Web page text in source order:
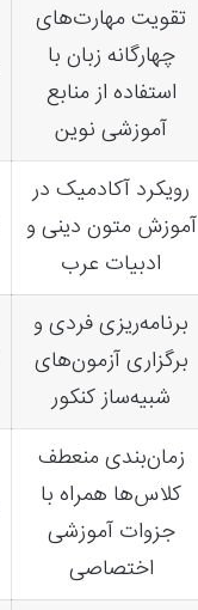
تقویت مهارت‌های
چهارگانه زبان با
استفاده از منابع
آموزشی نوین
رویکرد آکادمیک در
آموزش متون دینی و
ادبیات عرب
برنامه‌ریزی فردی و
برگزاری آزمون‌های
شبیه‌ساز کنکور
زمان‌بندی منعطف
کلاس‌ها همراه با
جزوات آموزشی
اختصاصی